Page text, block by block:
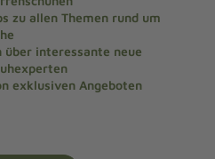
zu allen Themen rund um
interessante neue
exklusiven Angeboten